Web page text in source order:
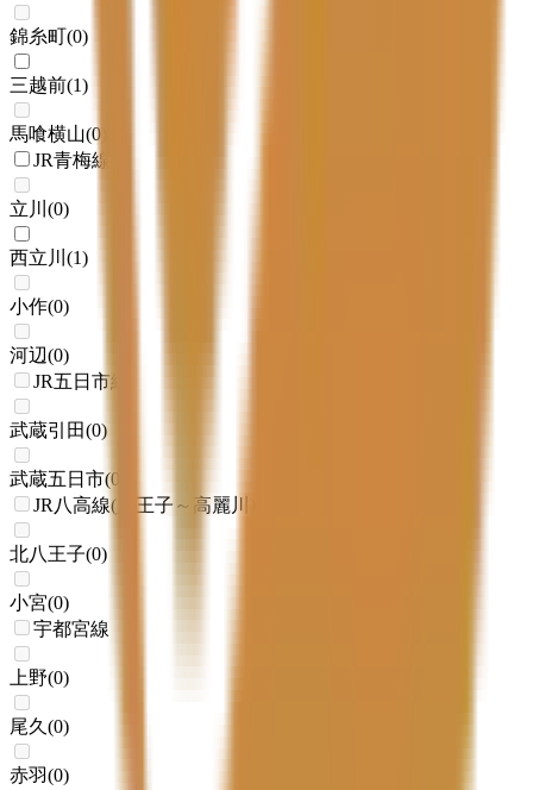
錦糸町(0)
三越前(1)
馬喰横山(0
JR青梅線
立川 (0)
西立川 (1)
小作(0)
河辺(0)
JR五日市線
武蔵引田(0)
武蔵五日市(0
JR八高線(八王子～高麗川)
北八王子(0)
小宮(0)
宇都宮線
上野(0)
尾久 (0)
赤羽(0)